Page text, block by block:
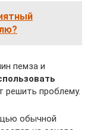
пемза и
решить проблему.
обычной